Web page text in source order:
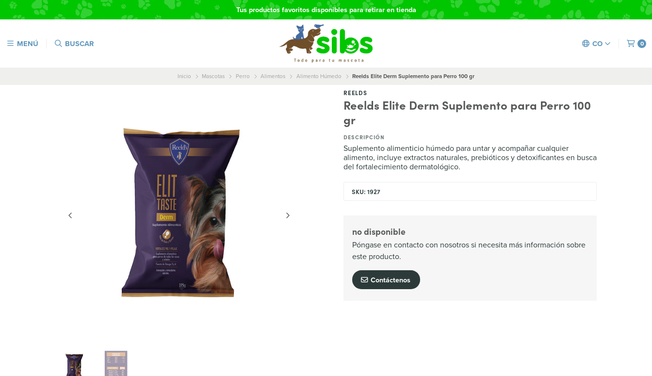
MENÚ BUSCAR CO 0
Tus productos favoritos disponibles para retirar en tienda
Inicio Mascotas Perro Alimentos Alimento Húmedo Reelds Elite Derm Suplemento para Perro 100 gr
REELDS
Reelds Elite Derm Suplemento para Perro 100
gr
DESCRIPCIÓN
Suplemento alimenticio húmedo para untar y acompañar cualquier
alimento, incluye extractos naturales, prebióticos y detoxificantes en busca
del fortalecimiento dermatológico.
SKU: 1927
no disponible
Póngase en contacto con nosotros si necesita más información sobre
este producto.
Contáctenos